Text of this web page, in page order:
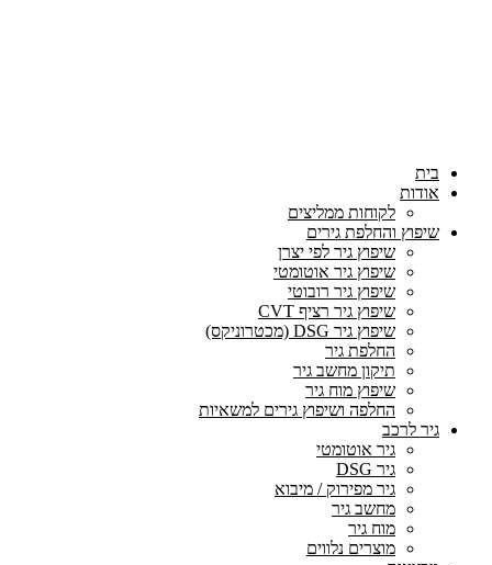
בית
אודות
לקוחות ממליצים
שיפוץ והחלפת גירים
שיפוץ גיר לפי יצרן
שיפוץ גיר אוטומטי
שיפוץ גיר רובוטי
שיפוץ גיר רציף CVT
שיפוץ גיר DSG (מכטרוניקס)
החלפת גיר
תיקון מחשב גיר
שיפוץ מוח גיר
החלפה ושיפוץ גירים למשאיות
גיר לרכב
גיר אוטומטי
גיר DSG
גיר מפירוק / מיבוא
מחשב גיר
מוח גיר
מוצרים נלווים